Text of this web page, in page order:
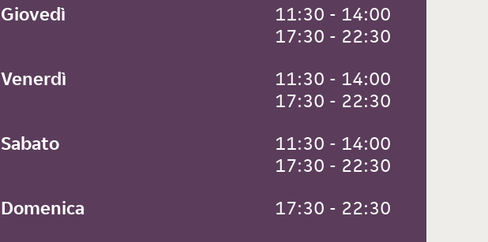
Giovedì
11:30 - 14:00
17:30 - 22:30
Venerdì
11:30 - 14:00
17:30 - 22:30
Sabato
11:30 - 14:00
17:30 - 22:30
Domenica
17:30 - 22:30